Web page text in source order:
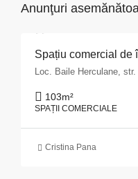
Anunţuri
Loc. Baile Herculane,
103m²
SPAȚII COMERCIALE
Cristina Pana